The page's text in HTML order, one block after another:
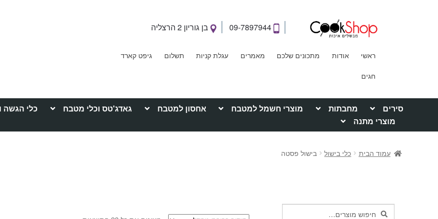
09-7897944 בן גוריון 2 הרצליה
ראשי אודות מתכונים שלכם מאמרים עגלת קניות תשלום גיפט קארד
חגים
סירים מחבתות מוצרי חשמל למטבח אחסון למטבח גאדג'טס וכלי מטבח כלי הגשה
מוצרי מתנה
עמוד הבית כלי בישול בישול פסטה
חיפושחיפוש